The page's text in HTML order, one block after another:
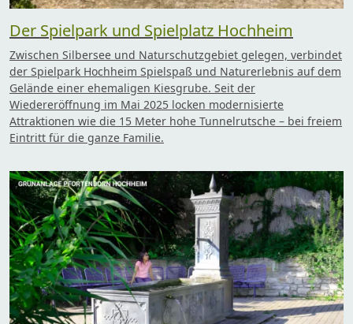
Der Spielpark und Spielplatz Hochheim
Zwischen Silbersee und Naturschutzgebiet gelegen, verbindet
der Spielpark Hochheim Spielspaß und Naturerlebnis auf dem
Gelände einer ehemaligen Kiesgrube. Seit der
Wiedereröffnung im Mai 2025 locken modernisierte
Attraktionen wie die 15 Meter hohe Tunnelrutsche – bei freiem
Eintritt für die ganze Familie.